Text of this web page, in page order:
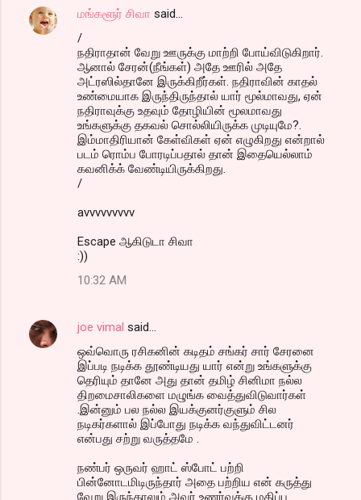
மங்களூர் சிவா said…
/
நதிராதான் வேறு ஊருக்கு மாற்றி போய்விடுகிறார்.
ஆனால் சேரன்(நீங்கள்) அதே ஊரில் அதே
அட்ரஸில்தானே இருக்கிறீர்கள். நதிராவின் காதல்
உண்மையாக இருந்திருந்தால் யார் மூல்மாவது, ஏன்
நதிராவுக்கு உதவும் தோழியின் மூலமாவது
உங்களுக்கு தகவல் சொல்லியிருக்க முடியுமே?.
இம்மாதிரியான் கேள்விகள் ஏன் எழுகிறது என்றால்
படம் ரொம்ப போரடிப்பதால் தான் இதையெல்லாம்
கவனிக்க் வேண்டியிருக்கிறது.
/
avvvvvvvvv
Escape ஆகிடுடா சிவா
:))
10:32 AM
joe vimal said…
ஒவ்வொரு ரசிகனின் கடிதம் சங்கர் சார் சேரனை
இப்படி நடிக்க தூண்டியது யார் என்று உங்களுக்கு
தெரியும் தானே அது தான் தமிழ் சினிமா நல்ல
திறமைசாலிகளை மழுங்க வைத்துவிடுவார்கள்
.இன்னும் பல நல்ல இயக்குனர்குளும் சில
நடிகர்களால் இப்போது நடிக்க வந்துவிட்டனர்
என்பது சற்று வருத்தமே .
நண்பர் ஒருவர் ஹாட் ஸ்போட் பற்றி
பின்னோடமிடிருந்தார் அதை பற்றிய என் கருத்து
வேறு இருந்தாலும் அவர் உணர்வுக்கு மதிப்பு